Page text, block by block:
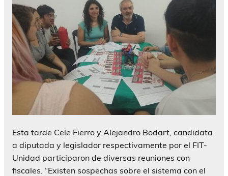
Esta tarde Cele Fierro y Alejandro Bodart, candidata
a diputada y legislador respectivamente por el FIT-
Unidad participaron de diversas reuniones con
fiscales. “Existen sospechas sobre el sistema con el